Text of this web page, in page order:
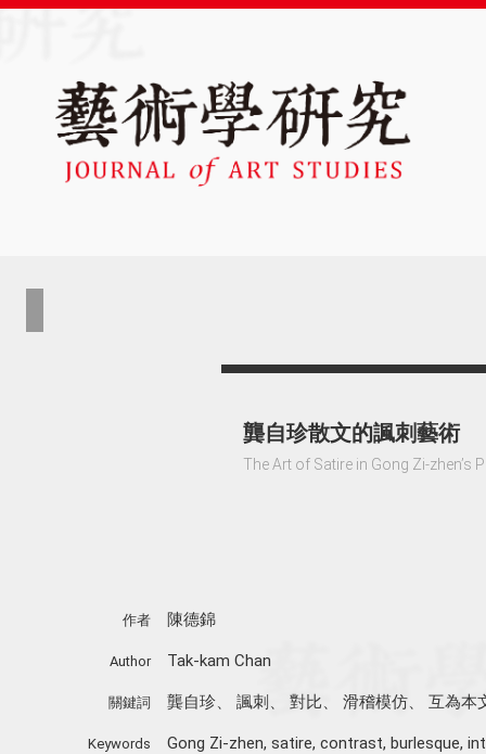
龔自珍散文的諷刺藝術
The Art of Satire in Gong Zi-zhen’s
作者 陳德錦
Author Tak-kam Chan
關鍵詞 龔自珍、 諷刺 對比 滑稽模仿、 互為本
Keywords Gong Zi-zhen, satire, contrast, burlesque,